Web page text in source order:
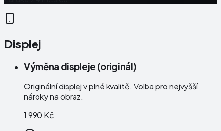
Displej
Výměna displeje (originál)
Originální displej v plné kvalitě. Volba pro nejvyšší
nároky na obraz.
1 990 Kč